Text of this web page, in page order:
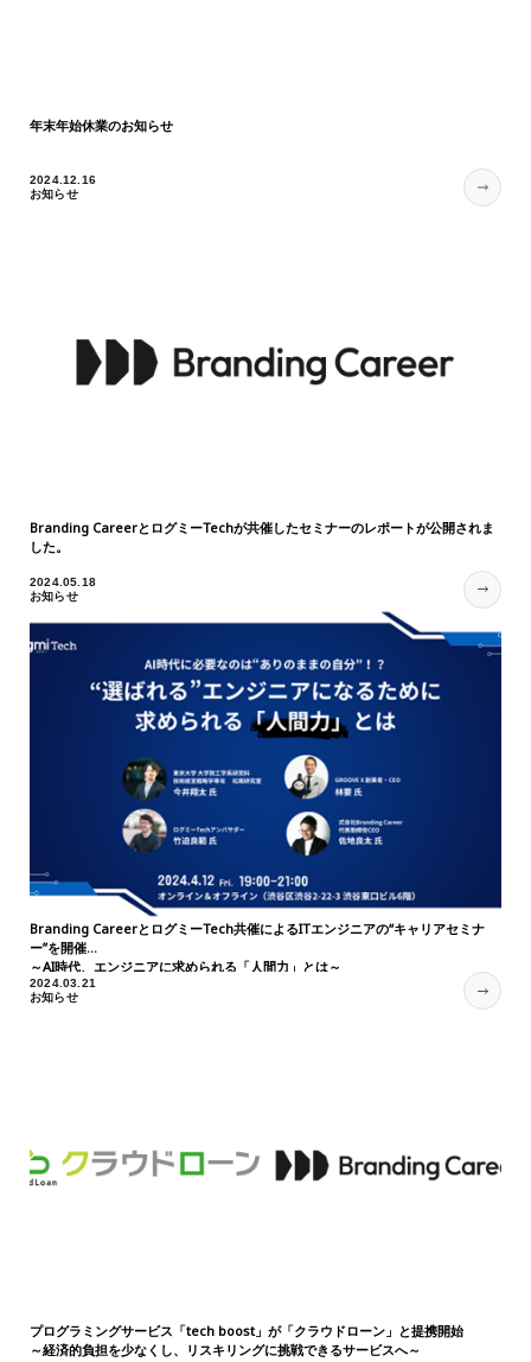
年末年始休業のお知らせ
2024.12.16
お知らせ
Branding CareerとログミーTechが共催したセミナーのレポートが公開されま
した。
2024.05.18
お知らせ
Branding CareerとログミーTech共催によるITエンジニアの“キャリアセミナ
ー”を開催
～AI時代、エンジニアに求められる「人間力」とは～
2024.03.21
お知らせ
プログラミングサービス「tech boost」が「クラウドローン」と提携開始
～経済的負担を少なくし、リスキリングに挑戦できるサービスへ～